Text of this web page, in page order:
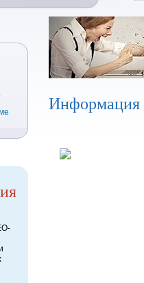
Информация